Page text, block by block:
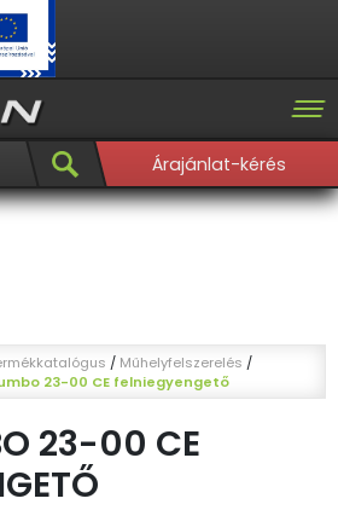
Árajánlat-kérés
/ Műhelyfelszerelés /
23-00 CE felniegyengető
23-00 CE